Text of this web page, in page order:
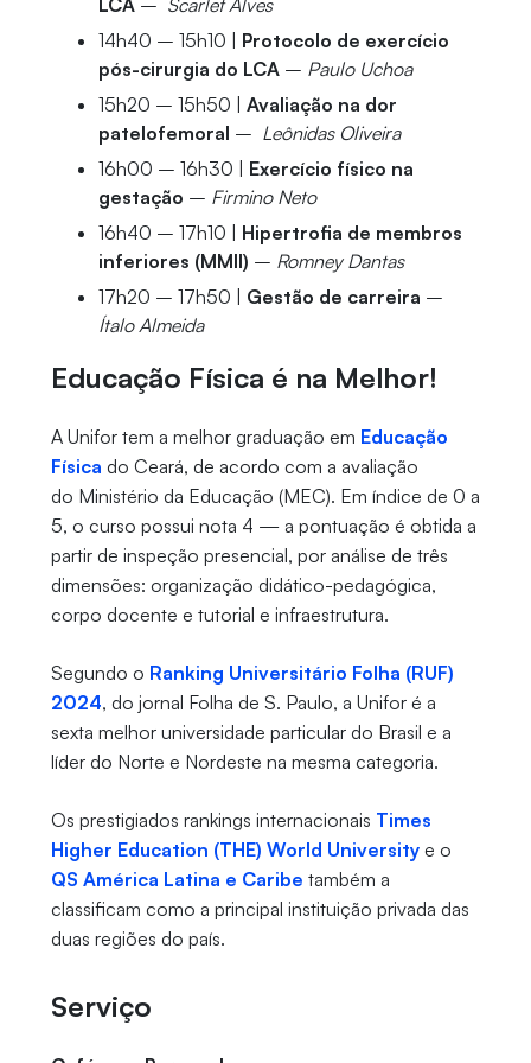
LCA – Scarlet Alves
14h40 – 15h10 | Protocolo de exercício
pós-cirurgia do LCA – Paulo Uchoa
15h20 – 15h50 | Avaliação na dor
patelofemoral – Leônidas Oliveira
16h00 – 16h30 | Exercício físico na
gestação – Firmino Neto
16h40 – 17h10 | Hipertrofia de membros
inferiores (MMII) – Romney Dantas
17h20 – 17h50 | Gestão de carreira –
Ítalo Almeida
Educação Física é na Melhor!
A Unifor tem a melhor graduação em Educação
Física do Ceará, de acordo com a avaliação
do Ministério da Educação (MEC). Em índice de 0 a
5, o curso possui nota 4 — a pontuação é obtida a
partir de inspeção presencial, por análise de três
dimensões: organização didático-pedagógica,
corpo docente e tutorial e infraestrutura.
Segundo o Ranking Universitário Folha (RUF)
2024, do jornal Folha de S. Paulo, a Unifor é a
sexta melhor universidade particular do Brasil e a
líder do Norte e Nordeste na mesma categoria.
Os prestigiados rankings internacionais Times
Higher Education (THE) World University e o
QS América Latina e Caribe também a
classificam como a principal instituição privada das
duas regiões do país.
Serviço